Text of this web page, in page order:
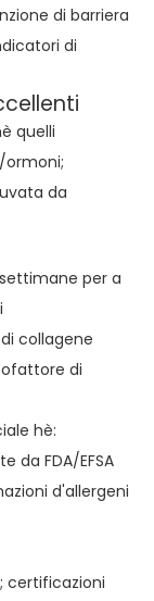
di barriera
di
quelli
ormoni;
da
per a
collagene
di
hè:
da FDA/EFSA
d'allergeni
certificazioni